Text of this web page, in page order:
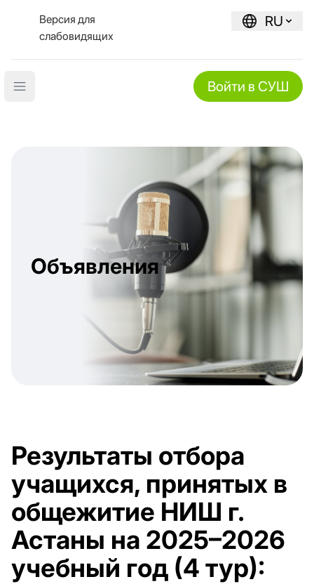
Версия для
слабовидящих
RU
Open main menu Войти в СУШ
Объявления
Результаты отбора
учащихся, принятых в
общежитие НИШ г.
Астаны на 2025–2026
учебный год (4 тур):